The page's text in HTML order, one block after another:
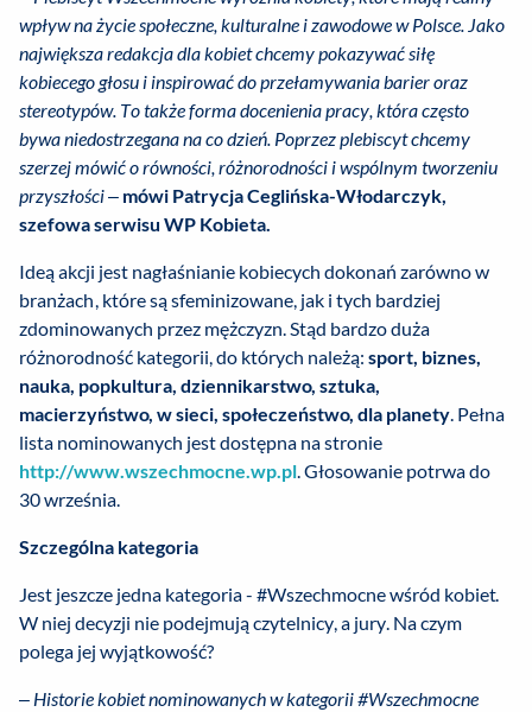
wpływ na życie społeczne, kulturalne i zawodowe w Polsce. Jako
największa redakcja dla kobiet chcemy pokazywać siłę
kobiecego głosu i inspirować do przełamywania barier oraz
stereotypów. To także forma docenienia pracy, która często
bywa niedostrzegana na co dzień. Poprzez plebiscyt chcemy
szerzej mówić o równości, różnorodności i wspólnym tworzeniu
przyszłości– mówi Patrycja Ceglińska-Włodarczyk,
szefowa serwisu WP Kobieta.
Ideą akcji jest nagłaśnianie kobiecych dokonań zarówno w
branżach, które są sfeminizowane, jak i tych bardziej
zdominowanych przez mężczyzn. Stąd bardzo duża
różnorodność kategorii, do których należą: sport, biznes,
nauka, popkultura, dziennikarstwo, sztuka,
macierzyństwo, w sieci, społeczeństwo, dla planety. Pełna
lista nominowanych jest dostępna na stronie
http://www.wszechmocne.wp.pl. Głosowanie potrwa do
30 września.
Szczególna kategoria
Jest jeszcze jedna kategoria - #Wszechmocne wśród kobiet.
W niej decyzji nie podejmują czytelnicy, a jury. Na czym
polega jej wyjątkowość?
– Historie kobiet nominowanych w kategorii #Wszechmocne